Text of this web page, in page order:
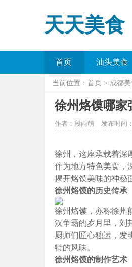
天天美食
首页 汕头美食
当前位置： 首页 > 成都美
徐州烙馍哪家
作者：段雨萌 发布时间
徐州，这座承载着深
作为地方特色美食，
揭开烙馍美味的神秘
徐州烙馍的历史传承
徐州烙馍，亦称徐州
汉争霸的岁月里，刘
厨师们匠心独运，发
特的风味。
徐州烙馍的制作艺术